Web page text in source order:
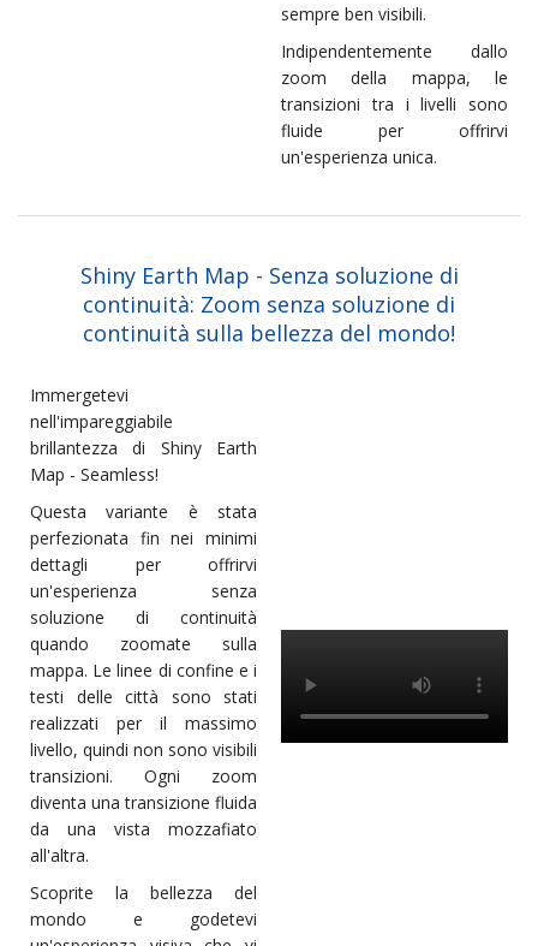
sempre ben visibili.
Indipendentemente dallo
zoom della mappa, le
transizioni tra i livelli sono
fluide per offrirvi
un'esperienza unica.
Shiny Earth Map - Senza soluzione di
continuità: Zoom senza soluzione di
continuità sulla bellezza del mondo!
Immergetevi
nell'impareggiabile
brillantezza di Shiny Earth
Map - Seamless!
Questa variante è stata
perfezionata fin nei minimi
dettagli per offrirvi
un'esperienza senza
soluzione di continuità
quando zoomate sulla
mappa. Le linee di confine e i
testi delle città sono stati
realizzati per il massimo
livello, quindi non sono visibili
transizioni. Ogni zoom
diventa una transizione fluida
da una vista mozzafiato
all'altra.
Scoprite la bellezza del
mondo e godetevi